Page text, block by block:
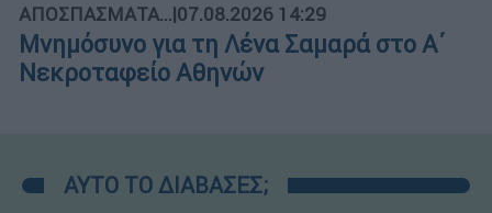
ΑΠΟΣΠΑΣΜΑΤΑ...|07.08.2026 14:29
Μνημόσυνο για τη Λένα Σαμαρά στο Α΄
Νεκροταφείο Αθηνών
ΑΥΤΟ ΤΟ ΔΙΑΒΑΣΕΣ;